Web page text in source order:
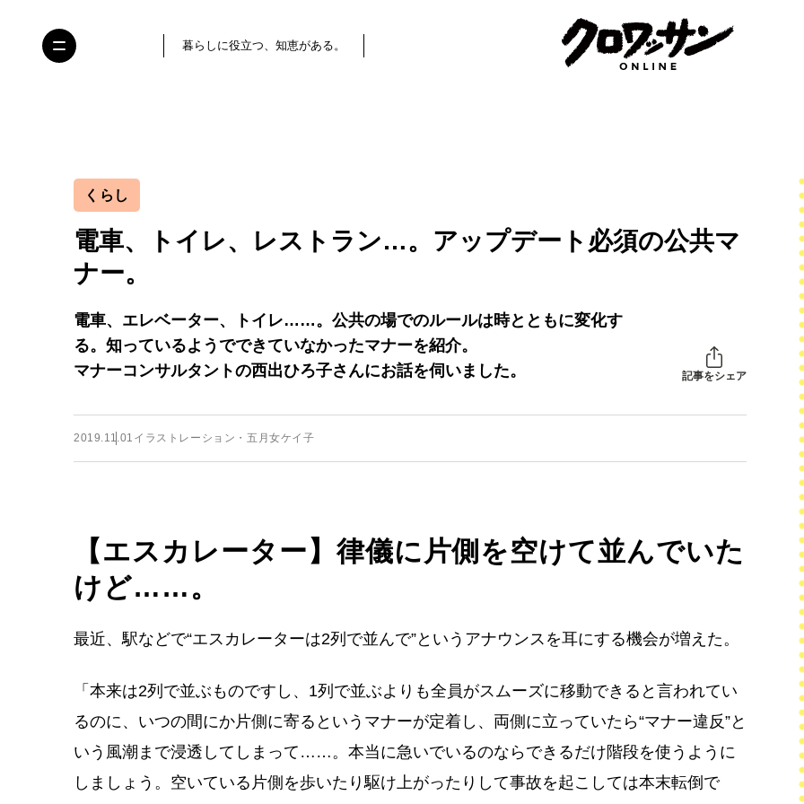
暮らしに役立つ、知恵がある。
くらし
電車、トイレ、レストラン…。アップデート必須の公共マ
ナー。
電車、エレベーター、トイレ……。公共の場でのルールは時とともに変化す
る。知っているようでできていなかったマナーを紹介。
マナーコンサルタントの西出ひろ子さんにお話を伺いました。
記事をシェア
2019.11.01 イラストレーション・五月女ケイ子
【エスカレーター】律儀に片側を空けて並んでいた
けど……。
最近、駅などで“エスカレーターは2列で並んで”というアナウンスを耳にする機会が増えた。
「本来は2列で並ぶものですし、1列で並ぶよりも全員がスムーズに移動できると言われてい
るのに、いつの間にか片側に寄るというマナーが定着し、両側に立っていたら“マナー違反”と
いう風潮まで浸透してしまって……。本当に急いでいるのならできるだけ階段を使うように
しましょう。空いている片側を歩いたり駆け上がったりして事故を起こしては本末転倒で